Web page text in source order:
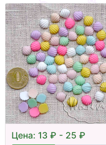
Цена: 13 ₽ - 25 ₽